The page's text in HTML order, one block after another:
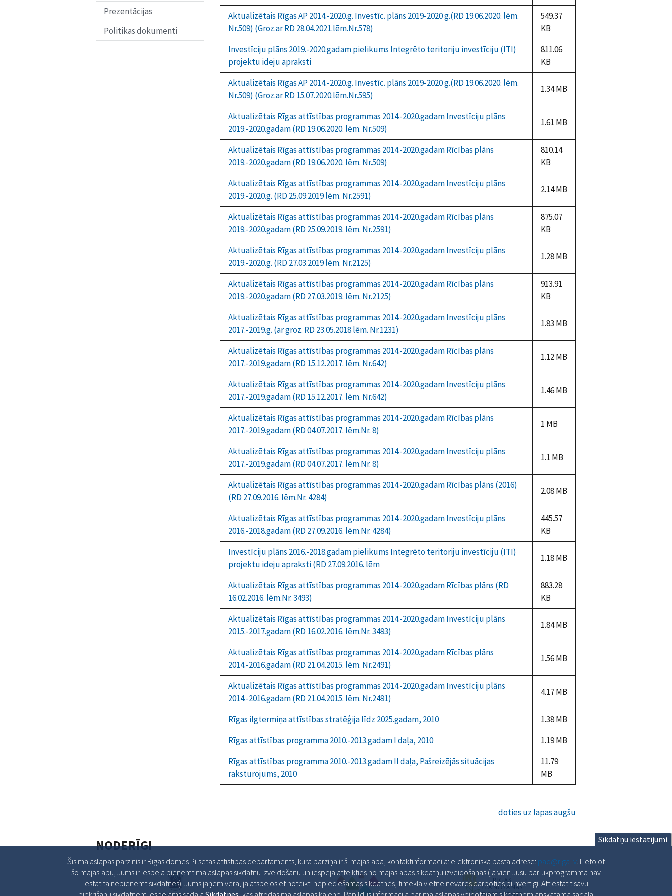
Prezentācijas
Politikas dokumenti
Aktualizētais Rīgas AP 2014.-2020.g. Investīc. plāns 2019-2020 g.(RD 19.06.2020. lēm.
Nr.509) (Groz.ar RD 28.04.2021.lēm.Nr.578)
549.37
KB
Investīciju plāns 2019.-2020.gadam pielikums Integrēto teritoriju investīciju (ITI)
projektu ideju apraksti
811.06
KB
Aktualizētais Rīgas AP 2014.-2020.g. Investīc. plāns 2019-2020 g.(RD 19.06.2020. lēm.
Nr.509) (Groz.ar RD 15.07.2020.lēm.Nr.595)
1.34 MB
Aktualizētais Rīgas attīstības programmas 2014.-2020.gadam Investīciju plāns
2019.-2020.gadam (RD 19.06.2020. lēm. Nr.509)
1.61 MB
Aktualizētais Rīgas attīstības programmas 2014.-2020.gadam Rīcības plāns
2019.-2020.gadam (RD 19.06.2020. lēm. Nr.509)
810.14
KB
Aktualizētais Rīgas attīstības programmas 2014.-2020.gadam Investīciju plāns
2019.-2020.g. (RD 25.09.2019 lēm. Nr.2591)
2.14 MB
Aktualizētais Rīgas attīstības programmas 2014.-2020.gadam Rīcības plāns
2019.-2020.gadam (RD 25.09.2019. lēm. Nr.2591)
875.07
KB
Aktualizētais Rīgas attīstības programmas 2014.-2020.gadam Investīciju plāns
2019.-2020.g. (RD 27.03.2019 lēm. Nr.2125)
1.28 MB
Aktualizētais Rīgas attīstības programmas 2014.-2020.gadam Rīcības plāns
2019.-2020.gadam (RD 27.03.2019. lēm. Nr.2125)
913.91
KB
Aktualizētais Rīgas attīstības programmas 2014.-2020.gadam Investīciju plāns
2017.-2019.g. (ar groz. RD 23.05.2018 lēm. Nr.1231)
1.83 MB
Aktualizētais Rīgas attīstības programmas 2014.-2020.gadam Rīcības plāns
2017.-2019.gadam (RD 15.12.2017. lēm. Nr.642)
1.12 MB
Aktualizētais Rīgas attīstības programmas 2014.-2020.gadam Investīciju plāns
2017.-2019.gadam (RD 15.12.2017. lēm. Nr.642)
1.46 MB
Aktualizētais Rīgas attīstības programmas 2014.-2020.gadam Rīcības plāns
2017.-2019.gadam (RD 04.07.2017. lēm.Nr. 8)
1 MB
Aktualizētais Rīgas attīstības programmas 2014.-2020.gadam Investīciju plāns
2017.-2019.gadam (RD 04.07.2017. lēm.Nr. 8)
1.1 MB
Aktualizētais Rīgas attīstības programmas 2014.-2020.gadam Rīcības plāns (2016)
(RD 27.09.2016. lēm.Nr. 4284)
2.08 MB
Aktualizētais Rīgas attīstības programmas 2014.-2020.gadam Investīciju plāns
2016.-2018.gadam (RD 27.09.2016. lēm.Nr. 4284)
445.57
KB
Investīciju plāns 2016.-2018.gadam pielikums Integrēto teritoriju investīciju (ITI)
projektu ideju apraksti (RD 27.09.2016. lēm
1.18 MB
Aktualizētais Rīgas attīstības programmas 2014.-2020.gadam Rīcības plāns (RD
16.02.2016. lēm.Nr. 3493)
883.28
KB
Aktualizētais Rīgas attīstības programmas 2014.-2020.gadam Investīciju plāns
2015.-2017.gadam (RD 16.02.2016. lēm.Nr. 3493)
1.84 MB
Aktualizētais Rīgas attīstības programmas 2014.-2020.gadam Rīcības plāns
2014.-2016.gadam (RD 21.04.2015. lēm. Nr.2491)
1.56 MB
Aktualizētais Rīgas attīstības programmas 2014.-2020.gadam Investīciju plāns
2014.-2016.gadam (RD 21.04.2015. lēm. Nr.2491)
4.17 MB
Rīgas ilgtermiņa attīstības stratēģija līdz 2025.gadam, 2010
1.38 MB
Rīgas attīstības programma 2010.-2013.gadam I daļa, 2010
1.19 MB
Rīgas attīstības programma 2010.-2013.gadam II daļa, Pašreizējās situācijas
raksturojums, 2010
11.79
MB
doties uz lapas augšu
NODERĪGI Sīkdatņu iestatījumi
Šīs mājaslapas pārzinis ir Rīgas domes Pilsētas attīstības departaments, kura pārziņā ir šī mājaslapa, kontaktinformācija: elektroniskā pasta adrese: pad@riga.lv. Lietojot
šo mājaslapu, Jums ir iespēja pieņemt mājaslapas sīkdatņu izveidošanu un iespēja atteikties no mājaslapas sīkdatņu izveidošanas (ja vien Jūsu pārlūkprogramma nav
iestatīta nepieņemt sīkdatnes). Jums jāņem vērā, ja atspējosiet noteikti nepieciešamās sīkdatnes, tīmekļa vietne nevarēs darboties pilnvērtīgi. Attiestatīt savu